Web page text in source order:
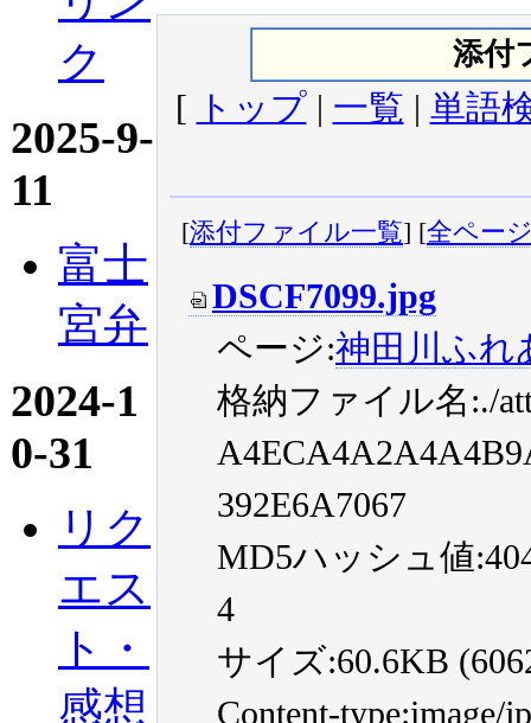
ク
2025-9-
11
富士
宮弁
2024-1
0-31
リク
エス
ト・
感想
添付
[ トップ| 一覧 | 単語
[添付ファイル一覧] [全ペー
DSCF7099.jpg
ページ:神田川ふれ
格納ファイル名:./
392E6A7067
MD5ハッシュ値
4
サイズ:60.6KB
Content-type:image/